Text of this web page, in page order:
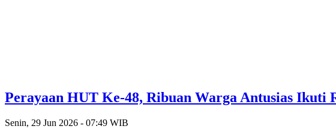
Perayaan HUT Ke-48, Ribuan Warga Antusias Ikuti
Senin, 29 Jun 2026 - 07:49 WIB